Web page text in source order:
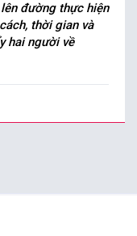
đường thực hiện
thời gian và
hai người về